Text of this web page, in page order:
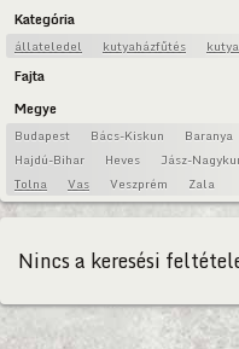
Kategória
állateledel kutyaházfűtés
Fajta
Megye
Budapest Bács-Kiskun Baranya
Hajdú-Bihar
Heves Jász-
Tolna
Vas Veszprém Zala
Nincs a keresési